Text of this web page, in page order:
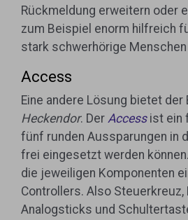
Rückmeldung erweitern oder
zum Beispiel enorm hilfreich
stark schwerhörige Menschen
Access
Eine andere Lösung bietet der
Heckendor. Der Access ist ein
fünf runden Aussparungen in
frei eingesetzt werden
die jeweiligen Komponenten
Controllers. Also Steuerkreuz,
Analogsticks und